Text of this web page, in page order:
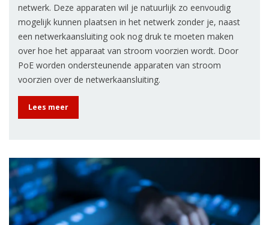
netwerk. Deze apparaten wil je natuurlijk zo eenvoudig
mogelijk kunnen plaatsen in het netwerk zonder je, naast
een netwerkaansluiting ook nog druk te moeten maken
over hoe het apparaat van stroom voorzien wordt. Door
PoE worden ondersteunende apparaten van stroom
voorzien over de netwerkaansluiting.
Lees meer